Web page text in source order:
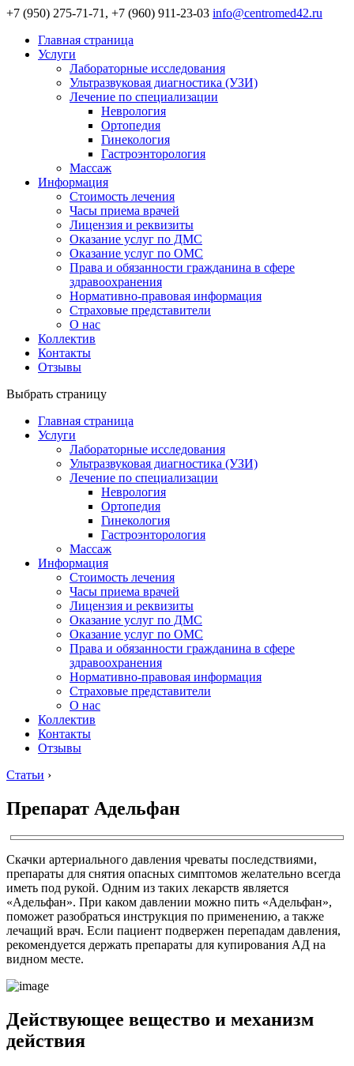
+7 (950) 275-71-71, +7 (960) 911-23-03 info@centromed42.ru
Главная страница
Услуги
Лабораторные исследования
Ультразвуковая диагностика (УЗИ)
Лечение по специализации
Неврология
Ортопедия
Гинекология
Гастроэнторология
Массаж
Информация
Стоимость лечения
Часы приема врачей
Лицензия и реквизиты
Оказание услуг по ДМС
Оказание услуг по ОМС
Права и обязанности гражданина в сфере
здравоохранения
Нормативно-правовая информация
Страховые представители
О нас
Коллектив
Контакты
Отзывы
Выбрать страницу
Главная страница
Услуги
Лабораторные исследования
Ультразвуковая диагностика (УЗИ)
Лечение по специализации
Неврология
Ортопедия
Гинекология
Гастроэнторология
Массаж
Информация
Стоимость лечения
Часы приема врачей
Лицензия и реквизиты
Оказание услуг по ДМС
Оказание услуг по ОМС
Права и обязанности гражданина в сфере
здравоохранения
Нормативно-правовая информация
Страховые представители
О нас
Коллектив
Контакты
Отзывы
Статьи ›
Препарат Адельфан
Скачки артериального давления чреваты последствиями,
препараты для снятия опасных симптомов желательно всегда
иметь под рукой. Одним из таких лекарств является
«Адельфан». При каком давлении можно пить «Адельфан»,
поможет разобраться инструкция по применению, а также
лечащий врач. Если пациент подвержен перепадам давления,
рекомендуется держать препараты для купирования АД на
видном месте.
Действующее вещество и механизм
действия